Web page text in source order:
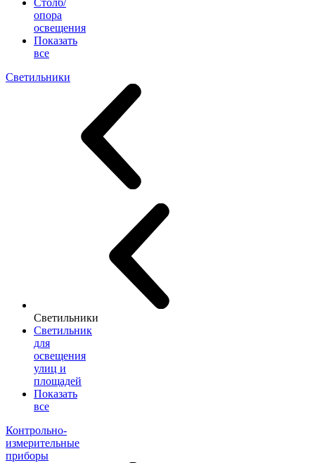
Столб/
опора
освещения
Показать
все
Светильники
Светильники
Светильник
для
освещения
улиц и
площадей
Показать
все
Контрольно-
измерительные
приборы